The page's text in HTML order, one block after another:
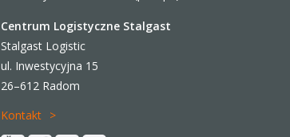
Centrum Logistyczne Stalgast
Stalgast Logistic
ul. Inwestycyjna 15
26–612 Radom
Kontakt